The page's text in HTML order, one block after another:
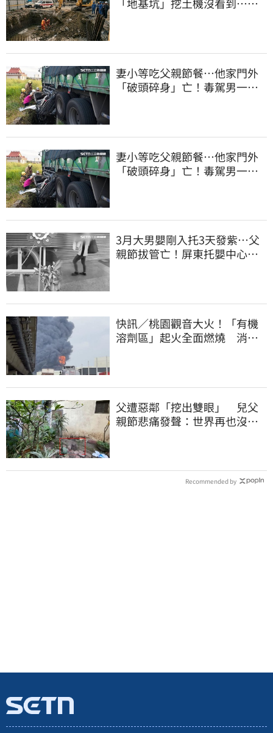
「地基坑」挖土機沒看到…下
妻小等吃父親節餐⋯他家門外
「破頭碎身」亡！毒駕男一路
妻小等吃父親節餐⋯他家門外
「破頭碎身」亡！毒駕男一路
3月大男嬰剛入托3天發紫…父
親節拔管亡！屏東托嬰中心回9
快訊／桃園觀音大火！「有機
溶劑區」起火全面燃燒 消
父遭惡鄰「挖出雙眼」 兒父
親節悲痛發聲：世界再也沒有
Recommended by